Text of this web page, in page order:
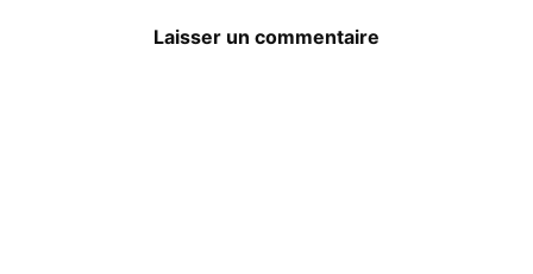
Laisser un commentaire